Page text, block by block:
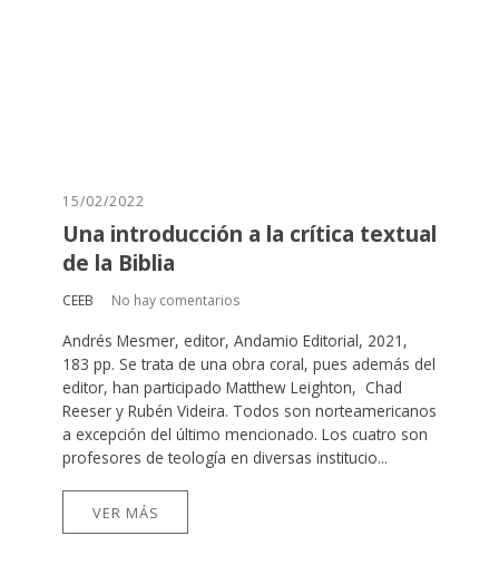
15/02/2022
Una introducción a la crítica textual
de la Biblia
CEEB No hay comentarios
Andrés Mesmer, editor, Andamio Editorial, 2021,
183 pp. Se trata de una obra coral, pues además del
editor, han participado Matthew Leighton, Chad
Reeser y Rubén Videira. Todos son norteamericanos
a excepción del último mencionado. Los cuatro son
profesores de teología en diversas institucio...
VER MÁS